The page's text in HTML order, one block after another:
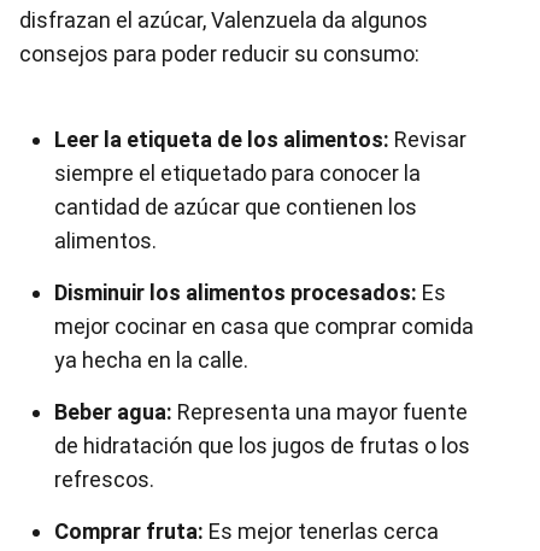
disfrazan el azúcar, Valenzuela da algunos
consejos para poder reducir su consumo:
Leer la etiqueta de los alimentos: Revisar
siempre el etiquetado para conocer la
cantidad de azúcar que contienen los
alimentos.
Disminuir los alimentos procesados: Es
mejor cocinar en casa que comprar comida
ya hecha en la calle.
Beber agua: Representa una mayor fuente
de hidratación que los jugos de frutas o los
refrescos.
Comprar fruta: Es mejor tenerlas cerca